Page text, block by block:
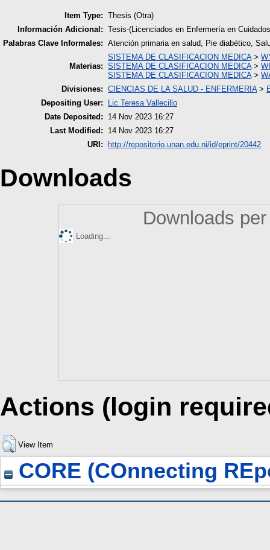
Item Type: Thesis (Otra)
Información Adicional: Tesis-(Licenciados en Enfermería en
Palabras Clave Informales: Atención primaria en salud, Pie diabético,
Materias:
SISTEMA DE CLASIFICACION MEDICA>
SISTEMA DE CLASIFICACION MEDICA>
SISTEMA DE CLASIFICACION MEDICA>
Divisiones: CIENCIAS DE LA SALUD - ENFERMERIA>
Depositing User:
Lic Teresa Vallecillo
Date Deposited:
14 Nov 2023 16:27
Last Modified:
14 Nov 2023 16:27
URI:
http://repositorio.unan.edu.ni/id/eprint/20442
Downloads
Downloads
Loading...
Actions (login
View Item
CORE (COnnecting